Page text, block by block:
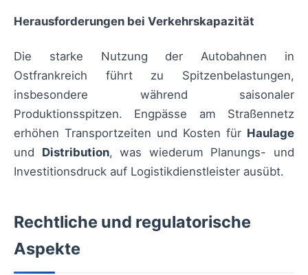
Herausforderungen bei Verkehrskapazität
Die starke Nutzung der Autobahnen in
Ostfrankreich führt zu Spitzenbelastungen,
insbesondere während saisonaler
Produktionsspitzen. Engpässe am Straßennetz
erhöhen Transportzeiten und Kosten für Haulage
und Distribution, was wiederum Planungs- und
Investitionsdruck auf Logistikdienstleister ausübt.
Rechtliche und regulatorische
Aspekte